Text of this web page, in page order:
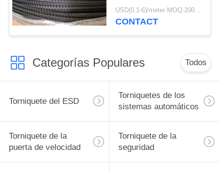
impermeable grabada
en relieve negra de la
USD(0.1-6)/meter MOQ:2000 metros
CONTACT
Categorías Populares Todos
Torniquete del ESD
Torniquetes de los
sistemas automáticos
Torniquete de la
puerta de velocidad
Torniquete de la
seguridad